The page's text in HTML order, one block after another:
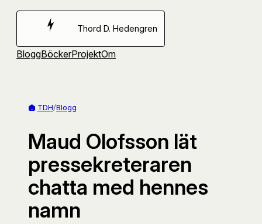
Hoppa
Thord D. Hedengren
BloggBöckerProjektOm
TDH/Blogg
Maud Olofsson lät
pressekreteraren
chatta med hennes
namn